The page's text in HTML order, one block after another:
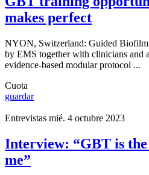
makes perfect
NYON, Switzerland: Guided
by EMS together with clinicians and
evidence-based modular protocol ...
Cuota
guardar
Entrevistas mié. 4 octubre 2023
Interview: “GBT is
me”